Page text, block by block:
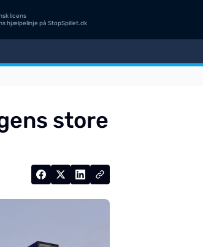
licens
hjælpelinje på StopSpillet.dk
store